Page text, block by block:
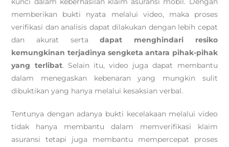
memberikan bukti nyata melalui video, maka proses
verifikasi dan analisis dapat dilakukan dengan lebih cepat
dan akurat sertadapat menghindari resiko
kemungkinan terjadinya sengketa antara pihak-pihak
yang terlibat. Selain itu, video juga dapat membantu
dalam menegaskan kebenaran yang mungkin sulit
dibuktikan yang hanya melalui kesaksian verbal.
Tentunya dengan adanya bukti kecelakaan melalui video
tidak hanya membantu dalam memverifikasi klaim
asuransi tetapi juga membantu mempercepat proses